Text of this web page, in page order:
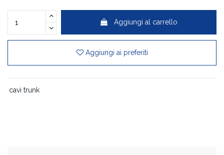
Aggiungi al carrello
Aggiungi ai preferiti
cavi trunk